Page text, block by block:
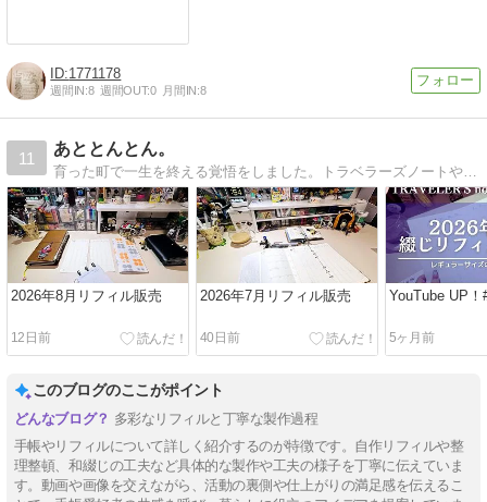
1771178
週間IN:8 週間OUT:0 月間IN:8
11
あととんとん。
育った町で一生を終える覚悟をしました。トラベラーズノートやシステム手帳などの日記･手帳の使い方や日々の雑談など。
2026年8月リフィル販売
12日前
2026年7月リフィル販売
40日前
YouTube UP！
5ヶ月前
このブログのここがポイント
多彩なリフィルと丁寧な製作過程
手帳やリフィルについて詳しく紹介するのが特徴です。自作リフィルや整
理整頓、和綴じの工夫など具体的な製作や工夫の様子を丁寧に伝えていま
す。動画や画像を交えながら、活動の裏側や仕上がりの満足感を伝えるこ